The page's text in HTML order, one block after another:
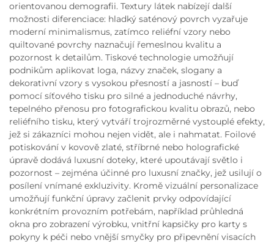
orientovanou demografii. Textury látek nabízejí další
možnosti diferenciace: hladký saténový povrch vyzařuje
moderní minimalismus, zatímco reliéfní vzory nebo
quiltované povrchy naznačují řemeslnou kvalitu a
pozornost k detailům. Tiskové technologie umožňují
podnikům aplikovat loga, názvy značek, slogany a
dekorativní vzory s vysokou přesností a jasností – buď
pomocí síťového tisku pro silné a jednoduché návrhy,
tepelného přenosu pro fotografickou kvalitu obrazů, nebo
reliéfního tisku, který vytváří trojrozměrné vystouplé efekty,
jež si zákazníci mohou nejen vidět, ale i nahmatat. Foilové
potiskování v kovově zlaté, stříbrné nebo holografické
úpravě dodává luxusní doteky, které upoutávají světlo i
pozornost – zejména účinné pro luxusní značky, jež usilují o
posílení vnímané exkluzivity. Kromě vizuální personalizace
umožňují funkční úpravy začlenit prvky odpovídající
konkrétním provozním potřebám, například průhledná
okna pro zobrazení výrobku, vnitřní kapsičky pro karty s
pokyny k péči nebo vnější smyčky pro připevnění visacích